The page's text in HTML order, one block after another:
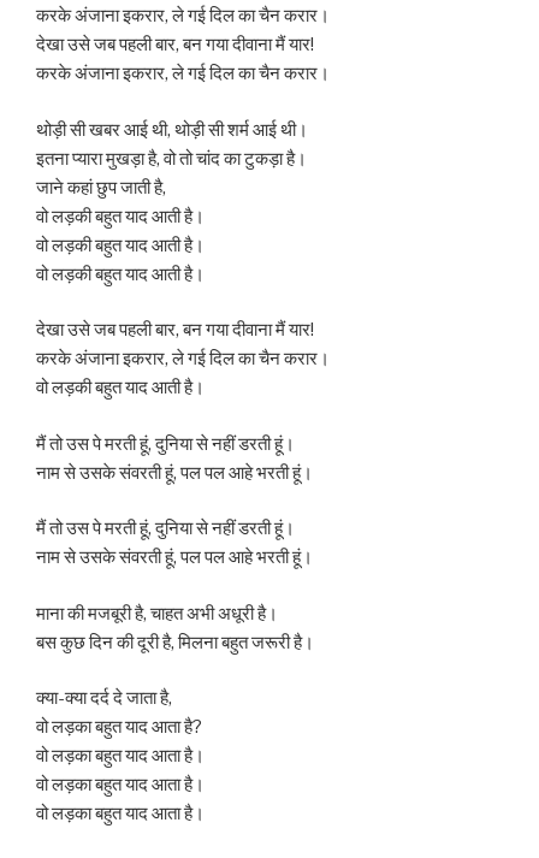
करके अंजाना इकरार, ले गई दिल का चैन करार।
देखा उसे जब पहली बार, बन गया दीवाना मैं यार!
करके अंजाना इकरार, ले गई दिल का चैन करार।
थोड़ी सी खबर आई थी, थोड़ी सी शर्म आई थी।
इतना प्यारा मुखड़ा है, वो तो चांद का टुकड़ा है।
जाने कहां छुप जाती है,
वो लड़की बहुत याद आती है।
वो लड़की बहुत याद आती है।
वो लड़की बहुत याद आती है।
देखा उसे जब पहली बार, बन गया दीवाना मैं यार!
करके अंजाना इकरार, ले गई दिल का चैन करार।
वो लड़की बहुत याद आती है।
मैं तो उस पे मरती हूं, दुनिया से नहीं डरती हूं।
नाम से उसके संवरती हूं, पल पल आहे भरती हूं।
मैं तो उस पे मरती हूं, दुनिया से नहीं डरती हूं।
नाम से उसके संवरती हूं, पल पल आहे भरती हूं।
माना की मजबूरी है, चाहत अभी अधूरी है।
बस कुछ दिन की दूरी है, मिलना बहुत जरूरी है।
क्या-क्या दर्द दे जाता है,
वो लड़का बहुत याद आता है?
वो लड़का बहुत याद आता है।
वो लड़का बहुत याद आता है।
वो लड़का बहुत याद आता है।